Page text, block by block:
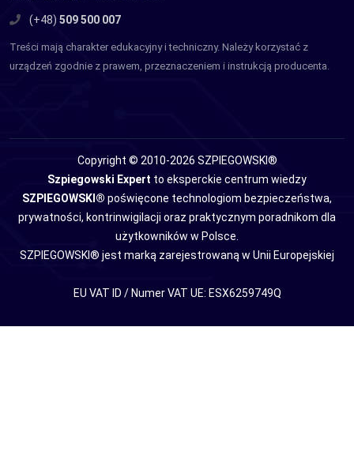
(+48) 509 500 007
Treści mają charakter edukacyjny i techniczny. Należy korzystać z
urządzeń zgodnie z prawem, przeznaczeniem i instrukcją producenta.
Copyright © 2010-2026 SZPIEGOWSKI®
Szpiegowski Expert to eksperckie centrum wiedzy
SZPIEGOWSKI® poświęcone technologiom bezpieczeństwa,
prywatności, kontrinwigilacji oraz praktycznym poradnikom dla
użytkowników w Polsce.
SZPIEGOWSKI® jest marką zarejestrowaną w Unii Europejskiej
EU VAT ID / Numer VAT UE: ESX6259749Q